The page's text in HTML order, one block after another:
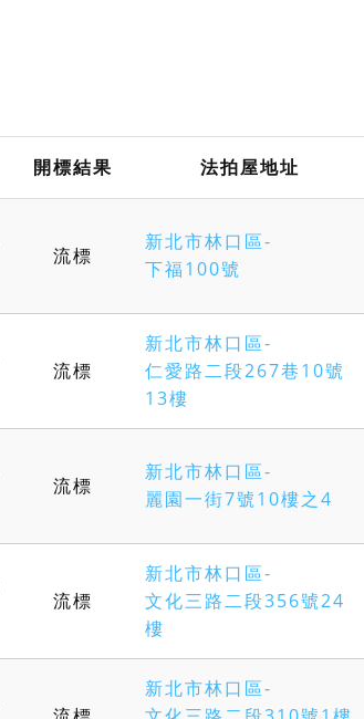
開標結果 法拍屋地址
流標
新北市林口區-
下福100號
流標
新北市林口區-
仁愛路二段267巷10號
13樓
流標
新北市林口區-
麗園一街7號10樓之4
流標
新北市林口區-
文化三路二段356號24
樓
新北市林口區-